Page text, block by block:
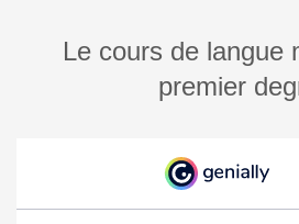
Le cours de langue
premier